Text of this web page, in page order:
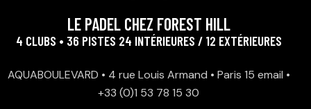
LE PADEL CHEZ FOREST HILL
4 CLUBS • 36 PISTES 24 INTÉRIEURES / 12 EXTÉRIEURES
AQUABOULEVARD • 4 rue Louis Armand • Paris 15 email •
+33 (0)1 53 78 15 30